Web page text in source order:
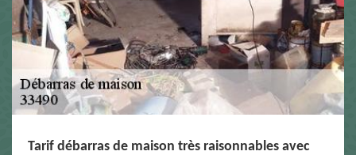
Tarif débarras de maison très raisonnables avec